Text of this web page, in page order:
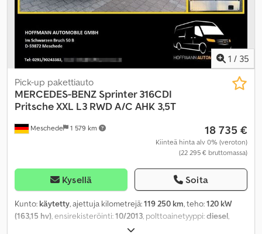
1 / 35
Meschede 1 579 km
Pick-up pakettiauto
MERCEDES-BENZ Sprinter 316CDI
Pritsche XXL L3 RWD A/C AHK 3,5T
18 735 €
Kiinteä hinta alv 0% (veroton)
(22 295 € bruttomassa)
Kysellä Soita
Kunto: käytetty, ajettuja kilometrejä:119 250 km, teho:120 kW
(163,15 hv), ensirekisteröinti:10/2013, polttoainetyyppi:diesel,
valkoinen